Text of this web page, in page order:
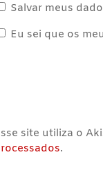
Salvar meus
Eu sei que os
site utiliza o
.